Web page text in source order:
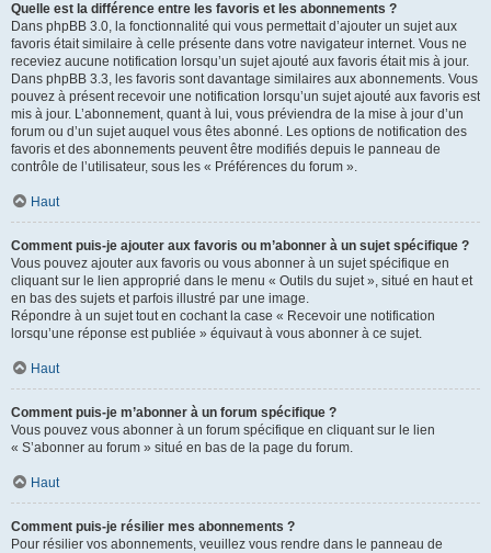
Quelle est la différence entre les favoris et les abonnements ?
Dans phpBB 3.0, la fonctionnalité qui vous permettait d’ajouter un sujet aux
favoris était similaire à celle présente dans votre navigateur internet. Vous ne
receviez aucune notification lorsqu’un sujet ajouté aux favoris était mis à jour.
Dans phpBB 3.3, les favoris sont davantage similaires aux abonnements. Vous
pouvez à présent recevoir une notification lorsqu’un sujet ajouté aux favoris est
mis à jour. L’abonnement, quant à lui, vous préviendra de la mise à jour d’un
forum ou d’un sujet auquel vous êtes abonné. Les options de notification des
favoris et des abonnements peuvent être modifiés depuis le panneau de
contrôle de l’utilisateur, sous les « Préférences du forum ».
Haut
Comment puis-je ajouter aux favoris ou m’abonner à un sujet spécifique ?
Vous pouvez ajouter aux favoris ou vous abonner à un sujet spécifique en
cliquant sur le lien approprié dans le menu « Outils du sujet », situé en haut et
en bas des sujets et parfois illustré par une image.
Répondre à un sujet tout en cochant la case « Recevoir une notification
lorsqu’une réponse est publiée » équivaut à vous abonner à ce sujet.
Haut
Comment puis-je m’abonner à un forum spécifique ?
Vous pouvez vous abonner à un forum spécifique en cliquant sur le lien
« S’abonner au forum » situé en bas de la page du forum.
Haut
Comment puis-je résilier mes abonnements ?
Pour résilier vos abonnements, veuillez vous rendre dans le panneau de